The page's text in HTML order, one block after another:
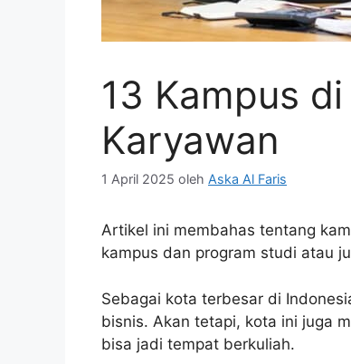
13 Kampus
Karyawan
1 April 2025 oleh Aska Al Faris
Artikel ini membahas tentang
kampus dan program studi atau
Sebagai kota terbesar di
bisnis. Akan tetapi, kota ini juga
bisa jadi tempat berkuliah.